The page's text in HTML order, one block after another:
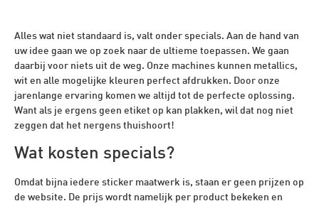
Alles wat niet standaard is, valt onder specials. Aan de hand van
uw idee gaan we op zoek naar de ultieme toepassen. We gaan
daarbij voor niets uit de weg. Onze machines kunnen metallics,
wit en alle mogelijke kleuren perfect afdrukken. Door onze
jarenlange ervaring komen we altijd tot de perfecte oplossing.
Want als je ergens geen etiket op kan plakken, wil dat nog niet
zeggen dat het nergens thuishoort!
Wat kosten specials?
Omdat bijna iedere sticker maatwerk is, staan er geen prijzen op
de website. De prijs wordt namelijk per product bekeken en